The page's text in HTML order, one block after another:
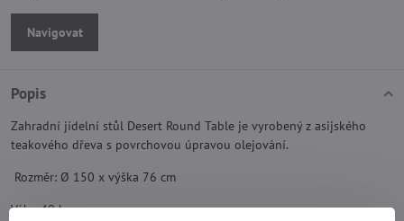
Navigovat
Popis
Zahradní jídelní stůl Desert Round Table je vyrobený z asijského
teakového dřeva s povrchovou úpravou olejování.
Rozměr: Ø 150 x výška 76 cm
Váha 40 kg